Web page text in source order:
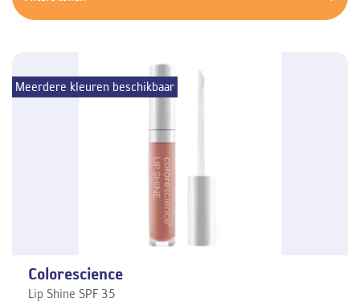
Meerdere kleuren beschikbaar
Colorescience
Lip Shine SPF 35